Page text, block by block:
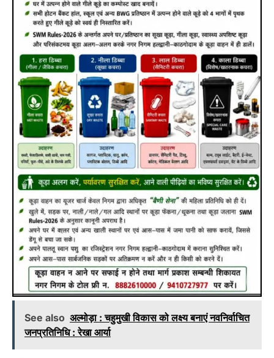
See also अल्मोड़ा : चहुमुखी विकास को लक्ष्य बनाएं नवनिर्वाचित
जनप्रतिनिधि : रेखा आर्या